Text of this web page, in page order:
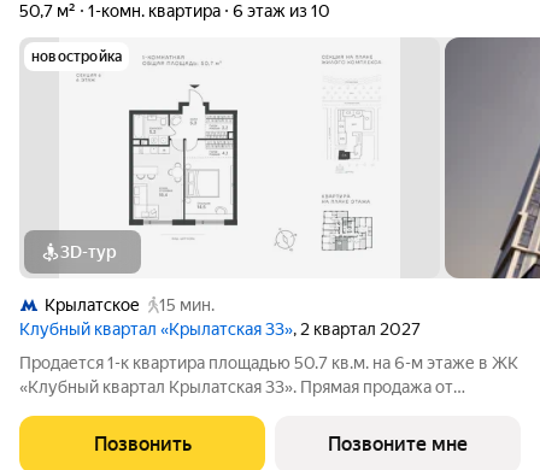
50,7 м²
1-комн. квартира 6 этаж из 10
новостройка
3D-тур
Крылатское
15 мин.
Клубный квартал «Крылатская 33», 2 квартал 2027
Продается 1-к квартира площадью 50.7 кв.м. на 6-м этаже в ЖК
«Клубный квартал Крылатская 33». Прямая продажа от
западе Москвы от специализированного застройщика
«Сияние». Комплекс расположен всего
Позвонить Позвоните мне